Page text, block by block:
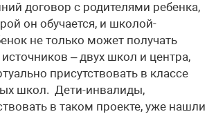
договор с родителями ребенка,
он обучается, и школой-
не только может получать
– двух школ и центра,
присутствовать в классе
школ. Дети-инвалиды,
в таком проекте, уже нашли